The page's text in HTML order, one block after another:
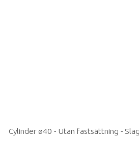
Cylinder ø40 - Utan fastsättning -